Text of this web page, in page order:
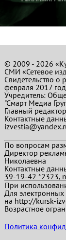
© 2009 - 2026
СМИ «Сетевое
Свидетельство
февраля 2017
Учредитель:
"Смарт Медиа
Главный
Контактные
По вопросам
Директор
Николаевна
Контактные
39-19-42 *2323,
При
Для
на http://kursk-
Возрастное
Политика